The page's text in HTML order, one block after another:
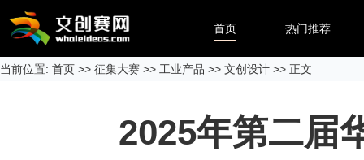
首页 热门推荐
当前位置: 首页 >> 征集大赛 >> 工业产品 >> 文创设计 >> 正文
2025年第二届